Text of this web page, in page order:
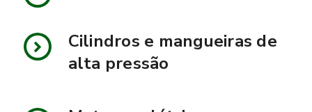
Cilindros e mangueiras de
alta pressão